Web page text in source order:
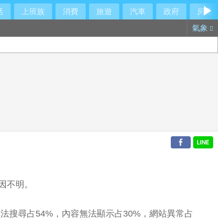
上班族 消費 旅遊 汽車 政府
房產
氣象
不明。
搜尋占54%，內容無法顯示占30%，網站異常占